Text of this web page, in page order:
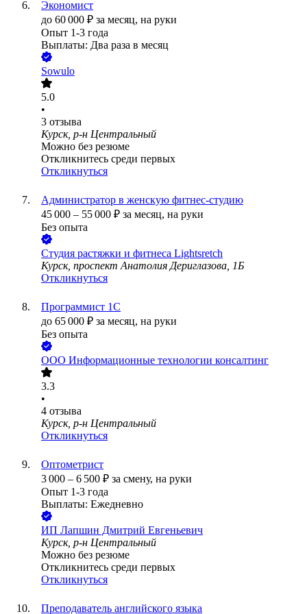
Экономист
до 60 000 ₽ за месяц, на руки
Опыт 1-3 года
Выплаты: Два раза в месяц
Sowulo
5.0
•
3 отзыва
Курск, р-н Центральный
Можно без резюме
Откликнитесь среди первых
Откликнуться
Администратор в женскую фитнес-студию
45 000 – 55 000 ₽ за месяц, на руки
Без опыта
Студия растяжки и фитнеса Lightsretch
Курск, проспект Анатолия Дериглазова, 1Б
Откликнуться
Программист 1C
до 65 000 ₽ за месяц, на руки
Без опыта
ООО Информационные технологии консалтинг
3.3
•
4 отзыва
Курск, р-н Центральный
Откликнуться
Оптометрист
3 000 – 6 500 ₽ за смену, на руки
Опыт 1-3 года
Выплаты: Ежедневно
ИП Лапшин Дмитрий Евгеньевич
Курск, р-н Центральный
Можно без резюме
Откликнитесь среди первых
Откликнуться
Преподаватель английского языка